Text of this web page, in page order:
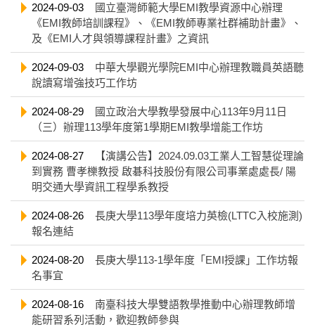
2024-09-03
國立臺灣師範大學EMI教學資源中心辦理
《EMI教師培訓課程》、《EMI教師專業社群補助計畫》、
及《EMI人才與領導課程計畫》之資訊
2024-09-03
中華大學觀光學院EMI中心辦理教職員英語聽
說讀寫增強技巧工作坊
2024-08-29
國立政治大學教學發展中心113年9月11日
（三）辦理113學年度第1學期EMI教學增能工作坊
2024-08-27
【演講公告】2024.09.03工業人工智慧從理論
到實務 曹孝櫟教授 啟碁科技股份有限公司事業處處長/ 陽
明交通大學資訊工程學系教授
2024-08-26
長庚大學113學年度培力英檢(LTTC入校施測)
報名連結
2024-08-20
長庚大學113-1學年度「EMI授課」工作坊報
名事宜
2024-08-16
南臺科技大學雙語教學推動中心辦理教師增
能研習系列活動，歡迎教師參與